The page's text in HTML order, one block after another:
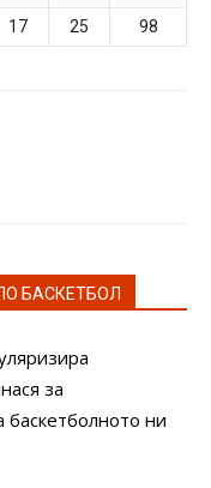
17 25 98
БАСКЕТБОЛ
за
ни